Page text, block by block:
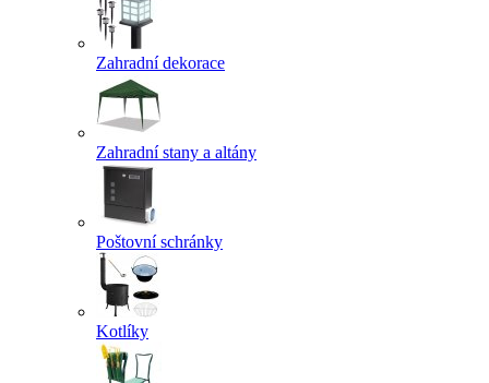
Zahradní dekorace
Zahradní stany a altány
Poštovní schránky
Kotlíky